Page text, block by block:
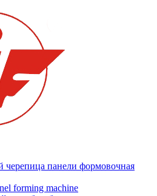
черепица панели формовочная
forming machine